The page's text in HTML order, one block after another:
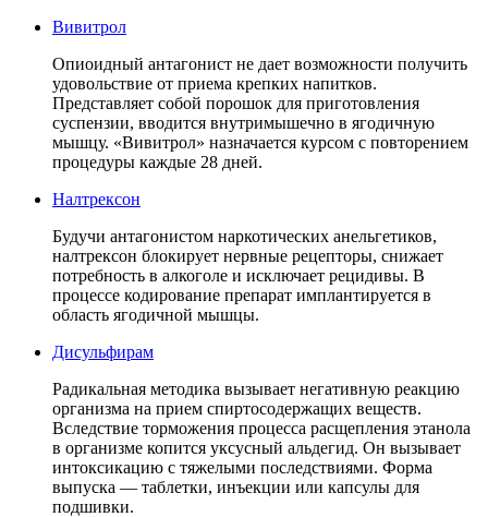
Вивитрол
Опиоидный антагонист не дает возможности получить
удовольствие от приема крепких напитков.
Представляет собой порошок для приготовления
суспензии, вводится внутримышечно в ягодичную
мышцу. «Вивитрол» назначается курсом с повторением
процедуры каждые 28 дней.
Налтрексон
Будучи антагонистом наркотических анельгетиков,
налтрексон блокирует нервные рецепторы, снижает
потребность в алкоголе и исключает рецидивы. В
процессе кодирование препарат имплантируется в
область ягодичной мышцы.
Дисульфирам
Радикальная методика вызывает негативную реакцию
организма на прием спиртосодержащих веществ.
Вследствие торможения процесса расщепления этанола
в организме копится уксусный альдегид. Он вызывает
интоксикацию с тяжелыми последствиями. Форма
выпуска — таблетки, инъекции или капсулы для
подшивки.